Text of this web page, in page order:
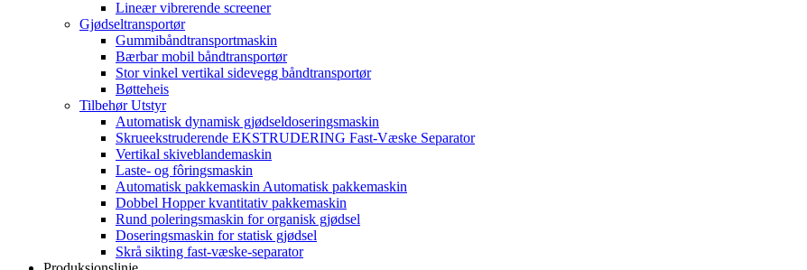
Lineær vibrerende screener
Gjødseltransportør
Gummibåndtransportmaskin
Bærbar mobil båndtransportør
Stor vinkel vertikal sidevegg båndtransportør
Bøtteheis
Tilbehør Utstyr
Automatisk dynamisk gjødseldoseringsmaskin
Skrueekstruderende EKSTRUDERING Fast-Væske Separator
Vertikal skiveblandemaskin
Laste- og fôringsmaskin
Automatisk pakkemaskin Automatisk pakkemaskin
Dobbel Hopper kvantitativ pakkemaskin
Rund poleringsmaskin for organisk gjødsel
Doseringsmaskin for statisk gjødsel
Skrå sikting fast-væske-separator